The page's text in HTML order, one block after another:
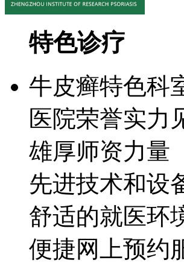
特色诊疗
牛皮癣特色科
医院荣誉实力
雄厚师资力量
先进技术和设
舒适的就医环
便捷网上预约